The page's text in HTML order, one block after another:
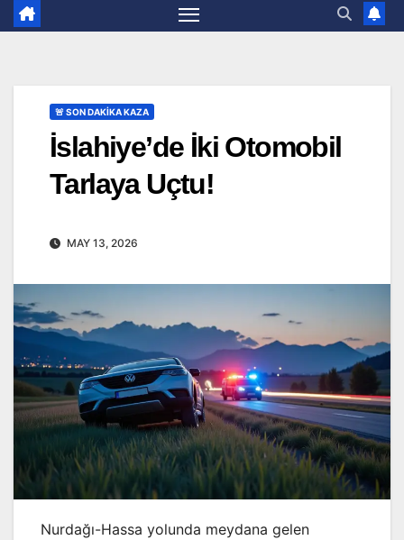
🚨 SON DAKİKA KAZA
İslahiye’de İki Otomobil
Tarlaya Uçtu!
MAY 13, 2026
Nurdağı-Hassa yolunda meydana gelen